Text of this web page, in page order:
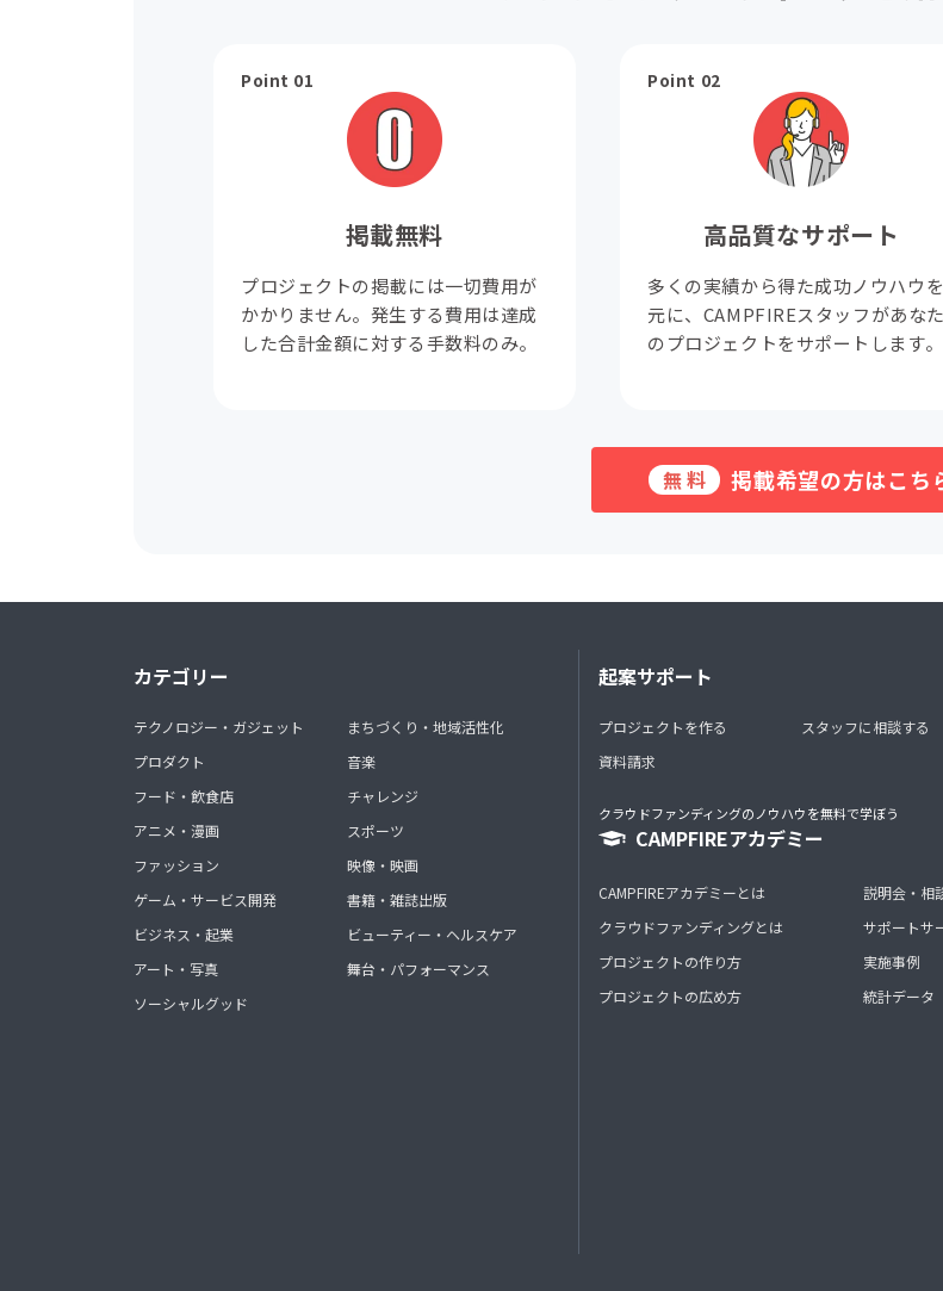
Point 01
掲載無料
プロジェクトの掲載には一切費用が
かかりません。発生する費用は達成
した合計金額に対する手数料のみ。
Point 02
高品質なサポート
多くの実績から得た成功ノウハウを
元に、CAMPFIREスタッフがあなた
のプロジェクトをサポートします。
無料 掲載希望の方はこち
カテゴリー
テクノロジー・ガジェット
プロダクト
フード・飲食店
アニメ・漫画
ファッション
ゲーム・サービス開発
ビジネス・起業
アート・写真
ソーシャルグッド
まちづくり・地域活性化
音楽
チャレンジ
スポーツ
映像・映画
書籍・雑誌出版
ビューティー・ヘルスケア
舞台・パフォーマンス
起案サポート
プロジェクトを作る
資料請求
スタッフに相談する
クラウドファンディングのノウハウを無料で学ぼう
CAMPFIREアカデミー
CAMPFIREアカデミーとは
クラウドファンディングとは
プロジェクトの作り方
プロジェクトの広め方
説明会・相
サポートサ
実施事例
統計データ